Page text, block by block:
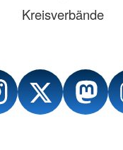
Kreisverbände